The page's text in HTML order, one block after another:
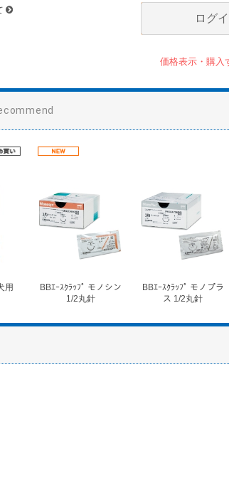
ログ
価格表示・購入
用
BBｴｰｽｸﾗｯﾌﾟ モノシン
1/2丸針
BBｴｰｽｸﾗｯﾌﾟ モノプラ
ス 1/2丸針